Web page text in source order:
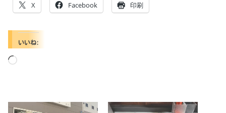
X Facebook 印刷
いいね:
読
み